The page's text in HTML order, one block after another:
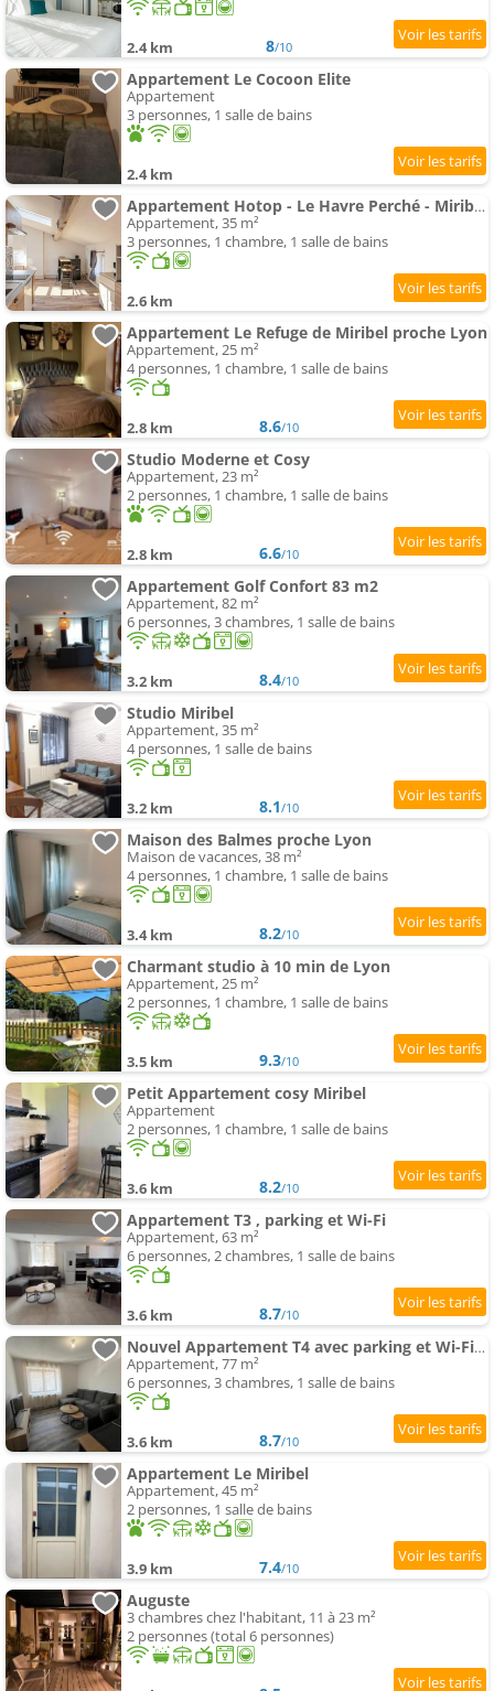
2.4 km 8/10
Appartement Le Cocoon Elite
Appartement
3 personnes, 1 salle de bains
2.4 km
Appartement Hotop - Le Havre Perché - Miribel - Wifi - Central
Appartement, 35 m²
3 personnes, 1 chambre, 1 salle de bains
2.6 km
Appartement Le Refuge de Miribel proche Lyon
Appartement, 25 m²
4 personnes, 1 chambre, 1 salle de bains
2.8 km 8.6/10
Studio Moderne et Cosy
Appartement, 23 m²
2 personnes, 1 chambre, 1 salle de bains
2.8 km 6.6/10
Appartement Golf Confort 83 m2
Appartement, 82 m²
6 personnes, 3 chambres, 1 salle de bains
3.2 km 8.4/10
Studio Miribel
Appartement, 35 m²
4 personnes, 1 salle de bains
3.2 km 8.1/10
Maison des Balmes proche Lyon
Maison de vacances, 38 m²
4 personnes, 1 chambre, 1 salle de bains
3.4 km 8.2/10
Charmant studio à 10 min de Lyon
Appartement, 25 m²
2 personnes, 1 chambre, 1 salle de bains
3.5 km 9.3/10
Petit Appartement cosy Miribel
Appartement
2 personnes, 1 chambre, 1 salle de bains
3.6 km 8.2/10
Appartement T3 , parking et Wi-Fi
Appartement, 63 m²
6 personnes, 2 chambres, 1 salle de bains
3.6 km 8.7/10
Nouvel Appartement T4 avec parking et Wi-Fi gratuit
Appartement, 77 m²
6 personnes, 3 chambres, 1 salle de bains
3.6 km 8.7/10
Appartement Le Miribel
Appartement, 45 m²
2 personnes, 1 salle de bains
3.9 km 7.4/10
Auguste
3 chambres chez l'habitant, 11 à 23 m²
2 personnes (total 6 personnes)